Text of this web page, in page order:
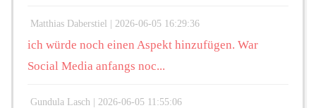
Matthias Daberstiel | 2026-06-05 16:29:36
ich würde noch einen Aspekt hinzufügen. War
Social Media anfangs noc...
Gundula Lasch | 2026-06-05 11:55:06